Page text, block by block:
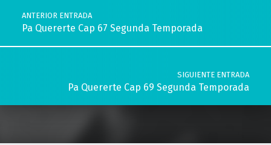
ANTERIOR ENTRADA
Pa Quererte Cap 67 Segunda Temporada
SIGUIENTE ENTRADA
Pa Quererte Cap 69 Segunda Temporada